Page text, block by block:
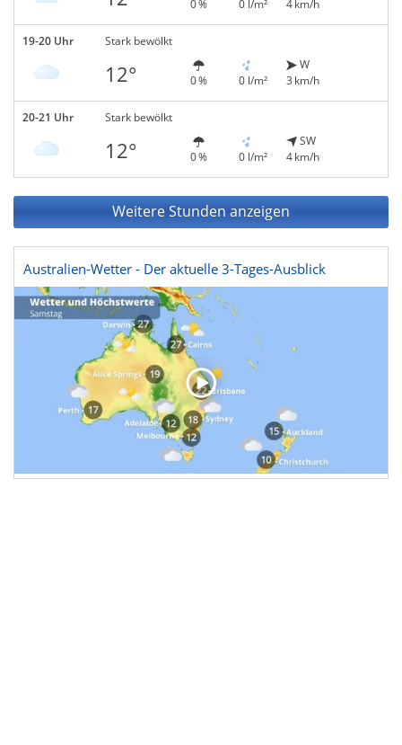
0 % 0 l/m² 4 km/h
19-20 Uhr Stark bewölkt
12° 0 % 0 l/m²
W
3 km/h
20-21 Uhr Stark bewölkt
12° 0 % 0 l/m²
SW
4 km/h
Weitere Stunden anzeigen
Australien-Wetter - Der aktuelle 3-Tages-Ausblick